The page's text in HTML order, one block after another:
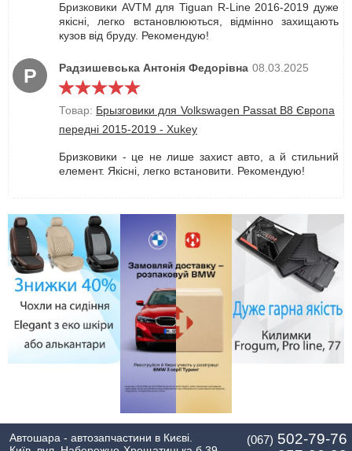
Бризковики AVTM для Tiguan R-Line 2016-2019 дуже
якісні, легко встановлюються, відмінно захищають
кузов від бруду. Рекомендую!
Р Радзишевська Антонія Федорівна 08.03.2025
Товар: Брызговики для Volkswagen Passat B8 Європа
передні 2015-2019 - Xukey
Бризковики - це не лише захист авто, а й стильний
елемент. Якісні, легко встановити. Рекомендую!
Автошара - автозапчастини в Києві.
(067) 502-79-76